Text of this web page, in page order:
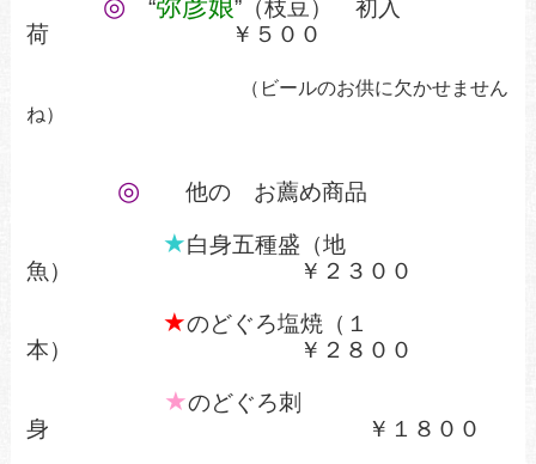
◎ “弥彦娘”（枝豆） 初入
荷 ￥５００
（ビールのお供に欠かせません
ね）
◎ 他の お薦め商品
★白身五種盛（地
魚） ￥２３００
★のどぐろ塩焼（１
本） ￥２８００
★のどぐろ刺
身 ￥１８００